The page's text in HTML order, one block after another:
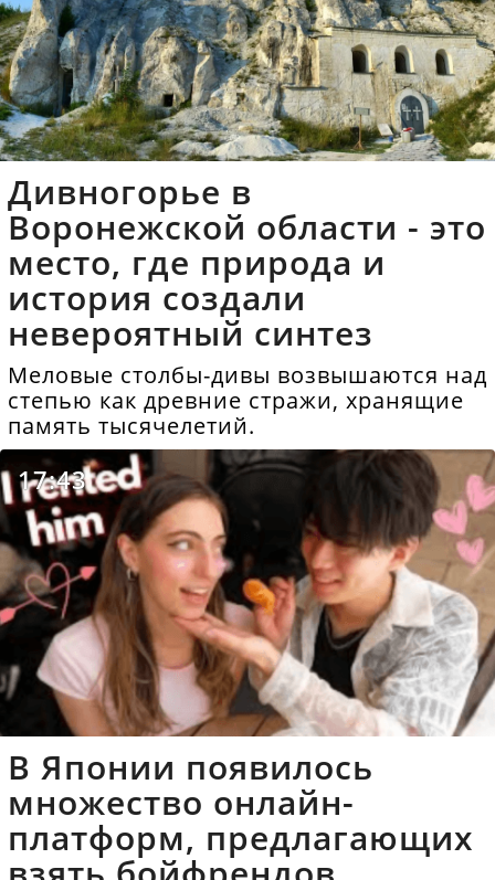
Дивногорье в
Воронежской области - это
место, где природа и
история создали
невероятный синтез
Меловые столбы-дивы возвышаются над
степью как древние стражи, хранящие
память тысячелетий.
17:43
В Японии появилось
множество онлайн-
платформ, предлагающих